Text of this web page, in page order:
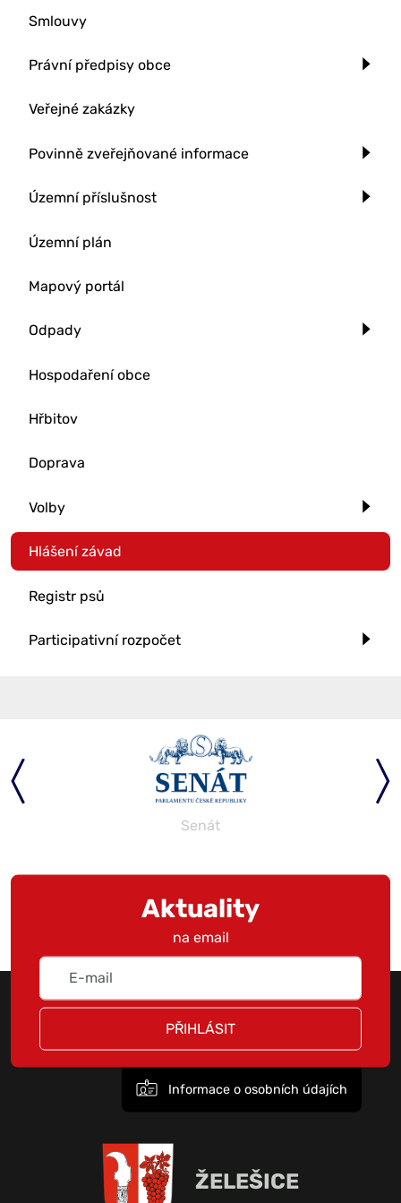
Smlouvy
Právní předpisy obce
Veřejné zakázky
Povinně zveřejňované informace
Územní příslušnost
Územní plán
Mapový portál
Odpady
Hospodaření obce
Hřbitov
Doprava
Volby
Hlášení závad
Registr psů
Participativní rozpočet
Senát
Aktuality
na email
PŘIHLÁSIT
Informace o osobních údajích
ŽELEŠICE